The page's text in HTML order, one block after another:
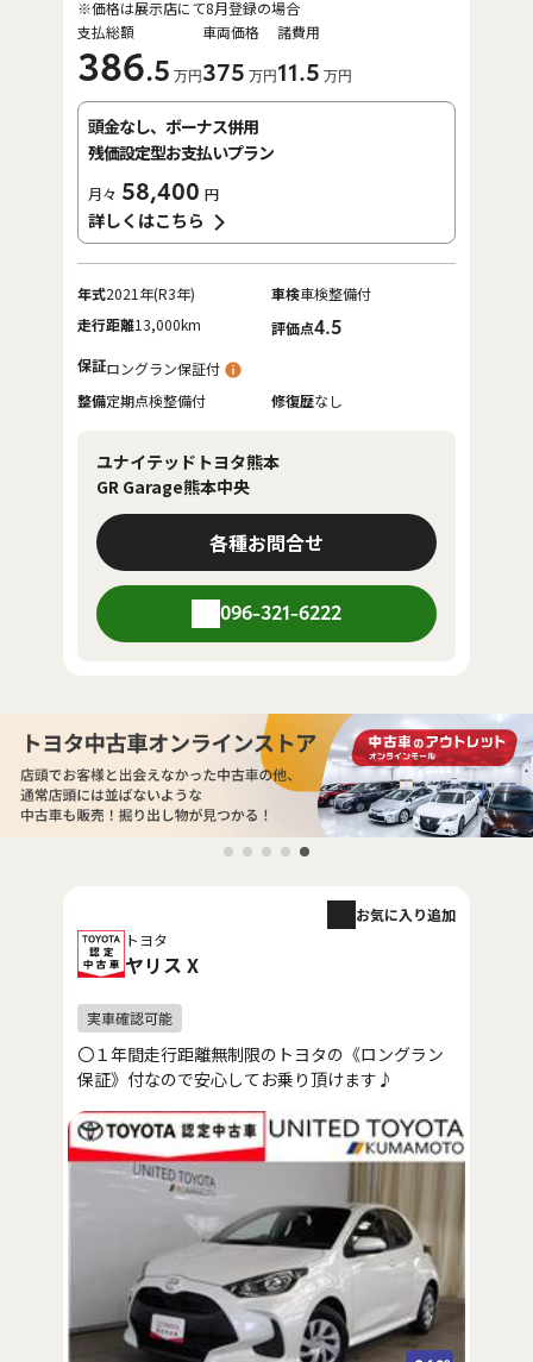
支払総額
386.5 万円
車両価格
375 万円
諸費用
11.5 万円
※価格は展示店にて8月登録の場合
頭金なし、ボーナス併用
残価設定型お支払いプラン
月々 58,400 円
詳しくはこちら
年式2021年(R3年) 車検車検整備付
走行距離13,000km 評価点4.5
保証ロングラン保証付
整備定期点検整備付 修復歴なし
ユナイテッドトヨタ熊本
GR Garage熊本中央
各種お問合せ
096-321-6222
トヨタ
ヤリス X
お気に入り追加
〇１年間走行距離無制限のトヨタの《ロングラン
保証》付なので安心してお乗り頂けます♪